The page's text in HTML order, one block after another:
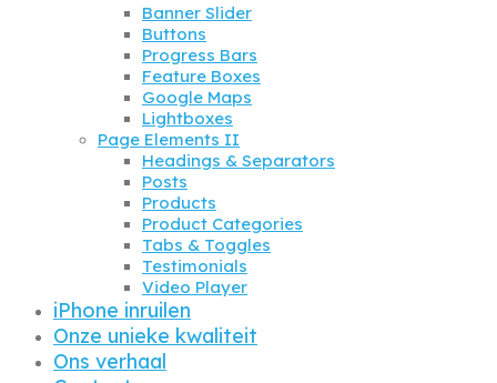
Banner Slider
Buttons
Progress Bars
Feature Boxes
Google Maps
Lightboxes
Page Elements II
Headings & Separators
Posts
Products
Product Categories
Tabs & Toggles
Testimonials
Video Player
iPhone inruilen
Onze unieke kwaliteit
Ons verhaal